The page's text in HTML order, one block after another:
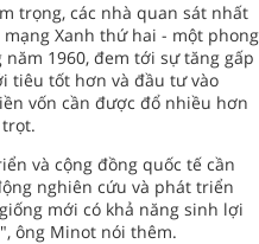
trọng, các nhà quan sát nhất
Xanh thứ hai - một phong
1960, đem tới sự tăng gấp
tiêu tốt hơn và đầu tư vào
vốn cần được đổ nhiều hơn
và cộng đồng quốc tế cần
nghiên cứu và phát triển
mới có khả năng sinh lợi
ông Minot nói thêm.